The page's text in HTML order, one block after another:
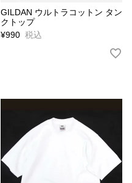
GILDAN ウルトラコットン タン
クトップ
¥990 税込